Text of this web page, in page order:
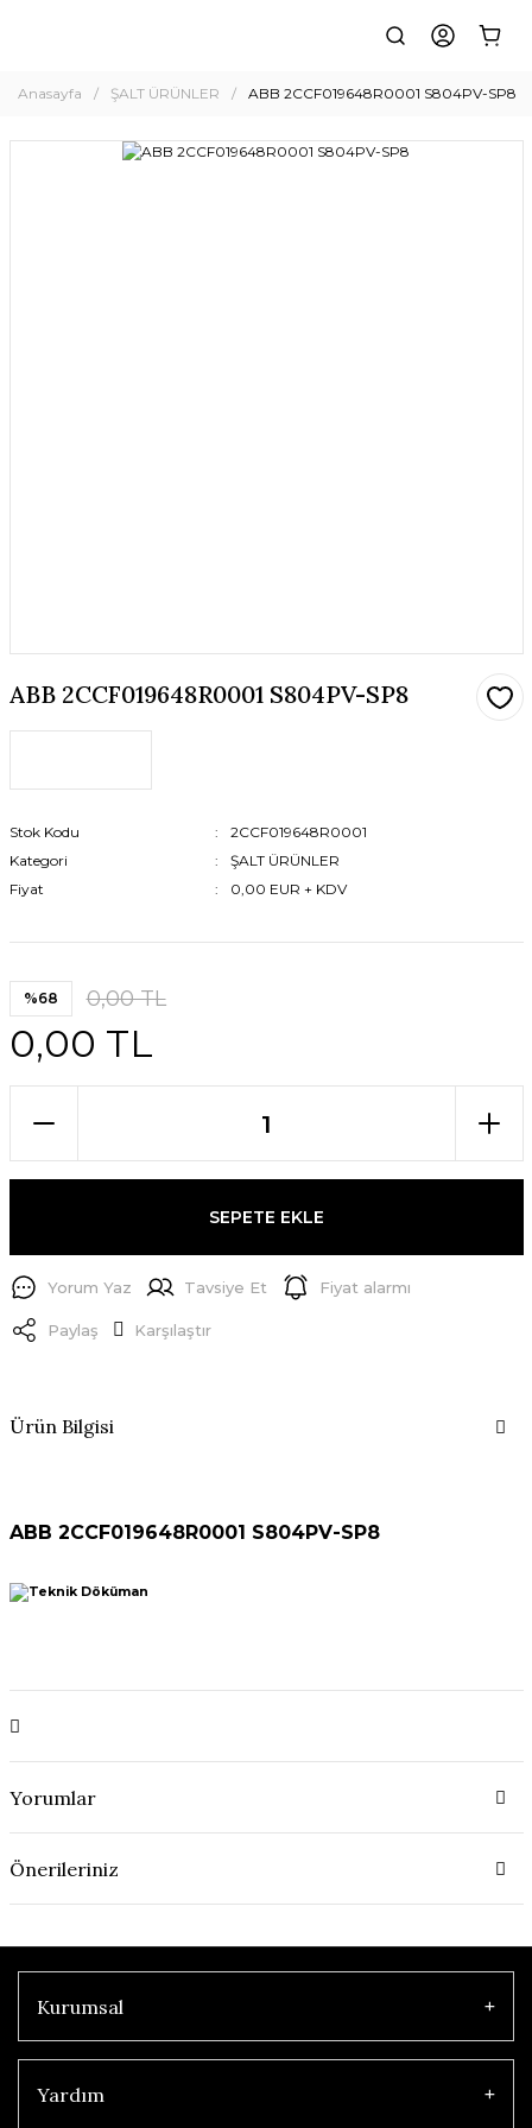
Anasayfa ŞALT ÜRÜNLER ABB 2CCF019648R0001 S804PV-SP8
ABB 2CCF019648R0001 S804PV-SP8
Stok Kodu
2CCF019648R0001
Kategori
ŞALT ÜRÜNLER
Fiyat
0,00 EUR + KDV
%68 0,00 TL
0,00 TL
SEPETE EKLE
Yorum Yaz Tavsiye Et Fiyat alarmı
Paylaş Karşılaştır
Ürün Bilgisi
ABB 2CCF019648R0001 S804PV-SP8
Yorumlar
Önerileriniz
Kurumsal
Yardım